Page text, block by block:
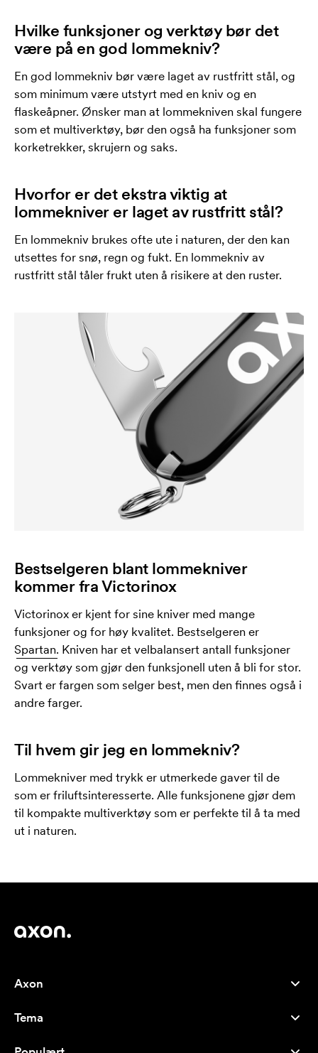
Hvilke funksjoner og verktøy bør det
være på en god lommekniv?
En god lommekniv bør være laget av rustfritt stål, og
som minimum være utstyrt med en kniv og en
flaskeåpner. Ønsker man at lommekniven skal fungere
som et multiverktøy, bør den også ha funksjoner som
korketrekker, skrujern og saks.
Hvorfor er det ekstra viktig at
lommekniver er laget av rustfritt stål?
En lommekniv brukes ofte ute i naturen, der den kan
utsettes for snø, regn og fukt. En lommekniv av
rustfritt stål tåler frukt uten å risikere at den ruster.
Bestselgeren blant lommekniver
kommer fra Victorinox
Victorinox er kjent for sine kniver med mange
funksjoner og for høy kvalitet. Bestselgeren er
Spartan. Kniven har et velbalansert antall funksjoner
og verktøy som gjør den funksjonell uten å bli for stor.
Svart er fargen som selger best, men den finnes også i
andre farger.
Til hvem gir jeg en lommekniv?
Lommekniver med trykk er utmerkede gaver til de
som er friluftsinteresserte. Alle funksjonene gjør dem
til kompakte multiverktøy som er perfekte til å ta med
ut i naturen.
Axon
Om oss
Careers
Tema